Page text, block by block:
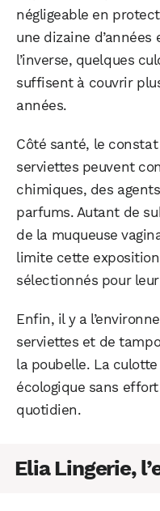
négligeable en
une dizaine d’années
l’inverse, quelques
suffisent à couvrir
années.
Côté santé, le
serviettes peuvent
chimiques, des
parfums. Autant de
de la muqueuse
limite cette
sélectionnés pour
Enfin, il y a
serviettes et de
la poubelle. La
écologique sans
quotidien.
Elia Lingerie,